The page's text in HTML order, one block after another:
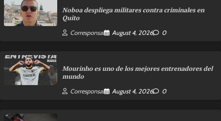
Noboa despliega militares contra criminales en
Quito
Corresponsal August 4, 2026 0
Mourinho es uno de los mejores entrenadores del
mundo
Corresponsal August 4, 2026 0